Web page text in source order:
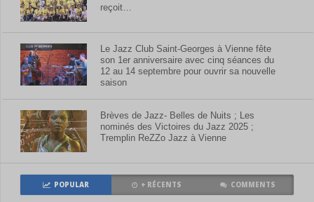
reçoit…
Le Jazz Club Saint-Georges à Vienne fête
son 1er anniversaire avec cinq séances du
12 au 14 septembre pour ouvrir sa nouvelle
saison
Brèves de Jazz- Belles de Nuits ; Les
nominés des Victoires du Jazz 2025 ;
Tremplin ReZZo Jazz à Vienne
POPULAR + RÉCENTS COMMENTS